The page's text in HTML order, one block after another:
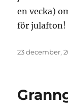
en vecka)
för julafton!
Publicerat
23 december,